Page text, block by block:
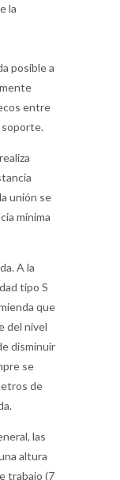
la
posible a
entre
soporte.
unión se
mínima
A la
tipo S
que
del nivel
disminuir
se
de
las
altura
trabajo (7